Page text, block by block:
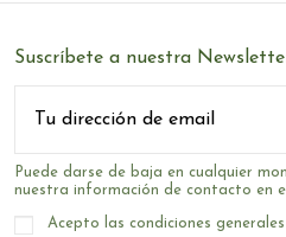
Suscríbete a nuestra
Puede darse de baja en cualquier
nuestra información de contacto en
Acepto las condiciones